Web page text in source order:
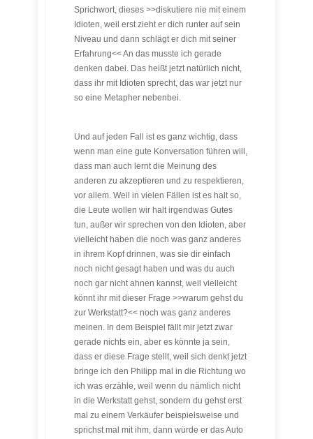
Sprichwort, dieses >>diskutiere nie mit einem
Idioten, weil erst zieht er dich runter auf sein
Niveau und dann schlägt er dich mit seiner
Erfahrung<< An das musste ich gerade
denken dabei. Das heißt jetzt natürlich nicht,
dass ihr mit Idioten sprecht, das war jetzt nur
so eine Metapher nebenbei.
Und auf jeden Fall ist es ganz wichtig, dass
wenn man eine gute Konversation führen will,
dass man auch lernt die Meinung des
anderen zu akzeptieren und zu respektieren,
vor allem. Weil in vielen Fällen ist es halt so,
die Leute wollen wir halt irgendwas Gutes
tun, außer wir sprechen von den Idioten, aber
vielleicht haben die noch was ganz anderes
in ihrem Kopf drinnen, was sie dir einfach
noch nicht gesagt haben und was du auch
noch gar nicht ahnen kannst, weil vielleicht
könnt ihr mit dieser Frage >>warum gehst du
zur Werkstatt?<< noch was ganz anderes
meinen. In dem Beispiel fällt mir jetzt zwar
gerade nichts ein, aber es könnte ja sein,
dass er diese Frage stellt, weil sich denkt jetzt
bringe ich den Philipp mal in die Richtung wo
ich was erzähle, weil wenn du nämlich nicht
in die Werkstatt gehst, sondern du gehst erst
mal zu einem Verkäufer beispielsweise und
sprichst mal mit ihm, dann würde er das Auto